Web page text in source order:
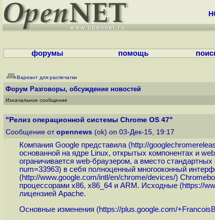
форумы помощь
Вариант для распечатки
Форум Разговоры, обсуждение новостей
Изначальное сообщение
"Релиз операционной системы Chrome OS 47"
Сообщение от opennews (ok) on 03-Дек-15, 19:17
Компания Google представила (http://
основанной на ядре Linux, открытых компонентах и
ограничивается web-браузером, а вместо
num=33963) в себя полноценный многооконный
(http://www.google.com/intl/en/chrome/devices/)
процессорами x86, x86_64 и ARM. Исходные (https://
лицензией Apache.
Основные изменения (https://plus.google.com/